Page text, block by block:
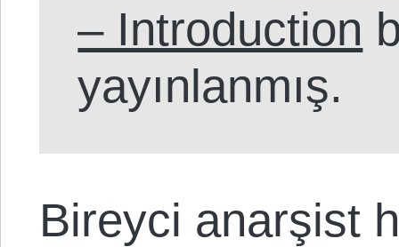
– Introduction
yayınlanmış.
Bireyci anarşist